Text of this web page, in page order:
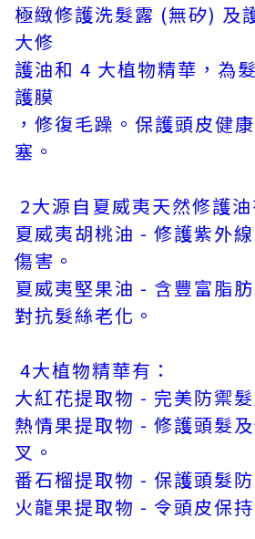
極緻修護洗髮露 (無矽) 及
大修
護油和 4 大植物精華，為
護膜
，修復毛躁。保護頭皮健
塞。
2大源自夏威夷天然修護油
夏威夷胡桃油 - 修護紫外
傷害。
夏威夷堅果油 - 含豐富脂
對抗髮絲老化。
4大植物精華有：
大紅花提取物 - 完美防禦髮
熱情果提取物 - 修護頭髮
叉。
番石榴提取物 - 保護頭髮防
火龍果提取物 - 令頭皮保